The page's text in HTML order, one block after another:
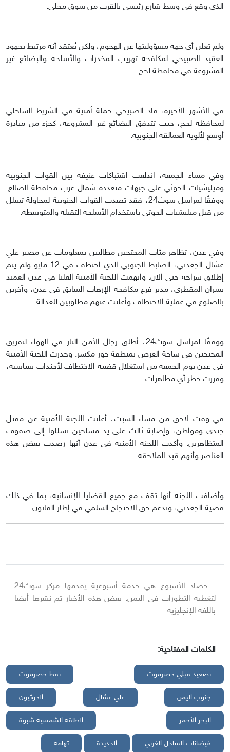
الذي وقع في وسط شارع رئيسي بالقرب من سوق محلي.
ولم تعلن أي جهة مسؤوليتها عن الهجوم، ولكن يُعتقد أنه مرتبط بجهود
العقيد الصبيحي لمكافحة تهريب المخدرات والأسلحة والبضائع غير
المشروعة في محافظة لحج.
في الأشهر الأخيرة، قاد الصبيحي حملة أمنية في الشريط الساحلي
لمحافظة لحج، حيث تتدفق البضائع غير المشروعة، كجزء من مبادرة
أوسع لألوية العمالقة الجنوبية.
وفي مساء الجمعة، اندلعت اشتباكات عنيفة بين القوات الجنوبية
وميليشيات الحوثي على جبهات متعددة شمال غرب محافظة الضالع.
ووفقًا لمراسل سوث24، فقد تصدت القوات الجنوبية لمحاولة تسلل
من قبل ميليشيات الحوثي باستخدام الأسلحة الثقيلة والمتوسطة.
وفي عدن، تظاهر مئات المحتجين مطالبين بمعلومات عن مصير علي
عشال الجعدني، الضابط الجنوبي الذي اختطف في 12 مايو ولم يتم
إطلاق سراحه حتى الآن. واتهمت اللجنة الأمنية العليا في عدن العميد
يسران المقطري، مدير فرع مكافحة الإرهاب السابق في عدن، وآخرين
بالضلوع في عملية الاختطاف وأعلنت عنهم مطلوبين للعدالة.
ووفقًا لمراسل سوث24، أطلق رجال الأمن النار في الهواء لتفريق
المحتجين في ساحة العرض بمنطقة خور مكسر. وحذرت اللجنة الأمنية
في عدن يوم الجمعة من استغلال قضية الاختطاف لأجندات سياسية،
وقررت حظر أي مظاهرات.
في وقت لاحق من مساء السبت، أعلنت اللجنة الأمنية عن مقتل
جندي ومواطن، وإصابة ثالث على يد مسلحين تسللوا إلى صفوف
المتظاهرين. وأكدت اللجنة الأمنية في عدن أنها رصدت بعض هذه
العناصر وأنهم قيد الملاحقة.
وأضافت اللجنة أنها تقف مع جميع القضايا الإنسانية، بما في ذلك
قضية الجعدني، وتدعم حق الاحتجاج السلمي في إطار القانون.
- حصاد الأسبوع هي خدمة أسبوعية يقدمها مركز سوث24
لتغطية التطورات في اليمن. بعض هذه الأخبار تم نشرها أيضا
باللغة الإنجليزية
الكلمات المفتاحية:
تصعيد قبلي حضرموت نفط حضرموت
جنوب اليمن علي عشال الحوثيون
البحر الأحمر الطاقة الشمسية شبوة
فيضانات الساحل الغربي الحديدة تهامة